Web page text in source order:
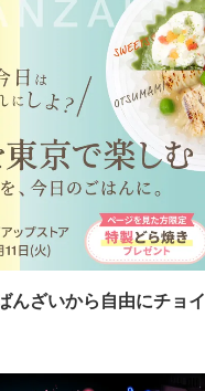
んざいから自由にチョイ